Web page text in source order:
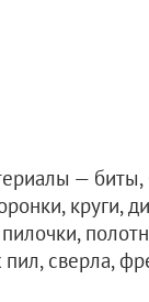
— биты,
круги,
сверла,